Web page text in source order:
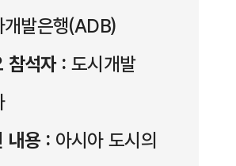
개발은행(ADB)
참석자 : 도시개발
내용 : 아시아 도시의